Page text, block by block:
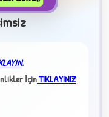
.
İçinTIKLAYINIZ